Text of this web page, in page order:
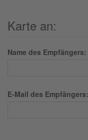
Karte an:
Name des Empfängers:
E-Mail des Empfängers: